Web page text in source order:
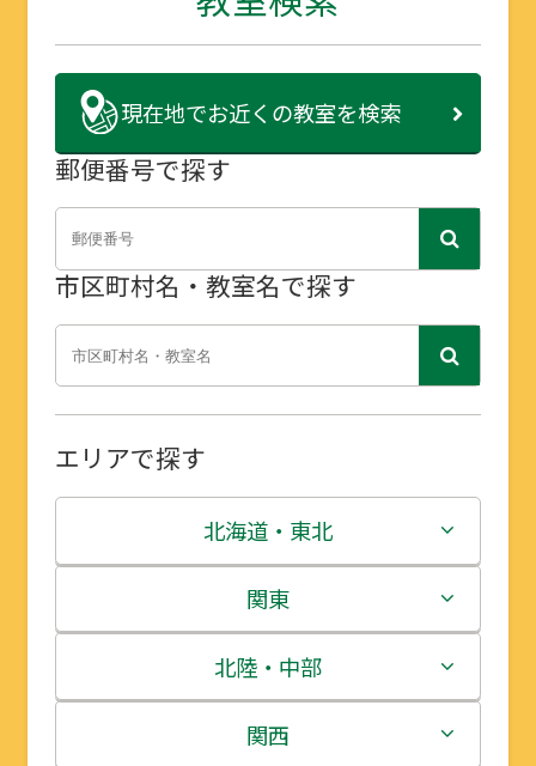
現在地でお近くの教室を検索
郵便番号で探す
市区町村名・教室名で探す
エリアで探す
北海道・東北
北海道
青森県
岩手県
関東
茨城県
栃木県
北陸・中部
新潟県
関西